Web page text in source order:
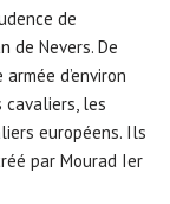
de
de Nevers. De
d’environ
cavaliers, les
européens. Ils
par Mourad Ier